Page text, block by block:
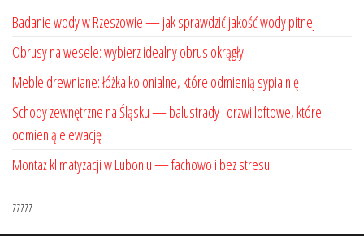
Badanie wody w Rzeszowie — jak sprawdzić jakość wody pitnej
Obrusy na wesele: wybierz idealny obrus okrągły
Meble drewniane: łóżka kolonialne, które odmienią sypialnię
Schody zewnętrzne na Śląsku — balustrady i drzwi loftowe, które
odmienią elewację
Montaż klimatyzacji w Luboniu — fachowo i bez stresu
zzzzz